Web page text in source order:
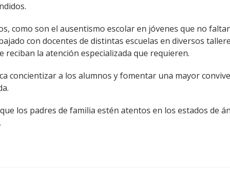
como son el ausentismo escolar en jóvenes que no
con docentes de distintas escuelas en diversos
la atención especializada que requieren.
concientizar a los alumnos y fomentar una mayor
los padres de familia estén atentos en los estados de